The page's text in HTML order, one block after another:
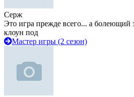
Серж
Это игра прежде всего... а болеющий
клоун под
Мастер игры (2 сезон)